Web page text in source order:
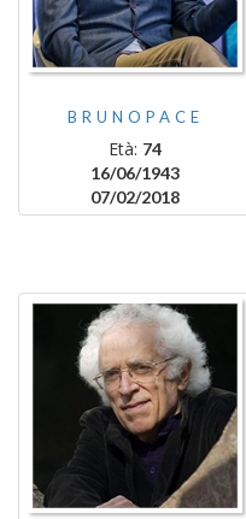
BRUNOPACE
Età: 74
16/06/1943
07/02/2018